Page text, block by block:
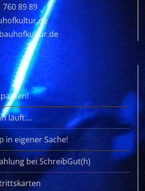
760 89 89
läuft….
in eigener Sache!
bei SchreibGut(h)